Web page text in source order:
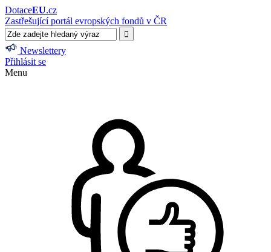
DotaceEU.cz
Zastřešující portál evropských fondů v ČR
Newslettery
Přihlásit se
Menu